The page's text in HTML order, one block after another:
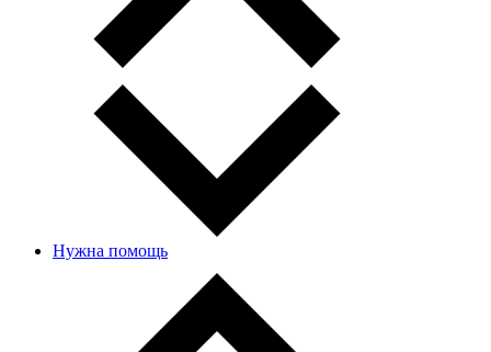
Нужна помощь